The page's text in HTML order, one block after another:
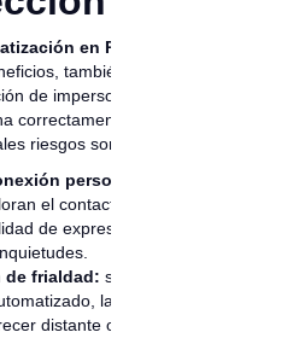
en RR. HH.
también puede
de impersonalidad si
correctamente.
riesgos son:
personal:
el contacto humano
de expresar sus
de frialdad: si todo el
la empresa
distante o poco